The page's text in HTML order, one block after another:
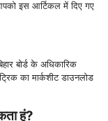
इस आर्टिकल में दिए गए
बोर्ड के अधिकारिक
का मार्कशीट डाउनलोड
हूं?